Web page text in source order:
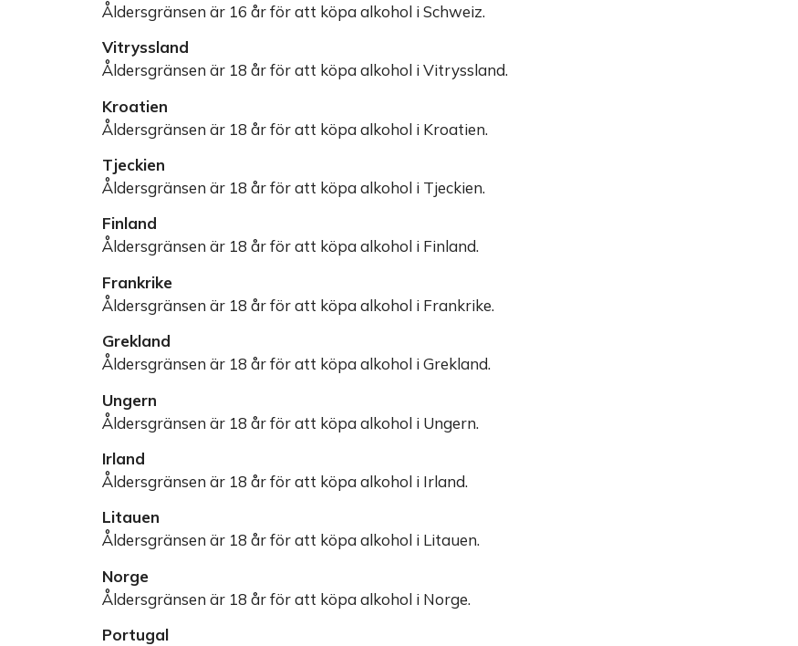
Åldersgränsen är 16 år för att köpa alkohol i Schweiz.
Vitryssland
Åldersgränsen är 18 år för att köpa alkohol i Vitryssland.
Kroatien
Åldersgränsen är 18 år för att köpa alkohol i Kroatien.
Tjeckien
Åldersgränsen är 18 år för att köpa alkohol i Tjeckien.
Finland
Åldersgränsen är 18 år för att köpa alkohol i Finland.
Frankrike
Åldersgränsen är 18 år för att köpa alkohol i Frankrike.
Grekland
Åldersgränsen är 18 år för att köpa alkohol i Grekland.
Ungern
Åldersgränsen är 18 år för att köpa alkohol i Ungern.
Irland
Åldersgränsen är 18 år för att köpa alkohol i Irland.
Litauen
Åldersgränsen är 18 år för att köpa alkohol i Litauen.
Norge
Åldersgränsen är 18 år för att köpa alkohol i Norge.
Portugal